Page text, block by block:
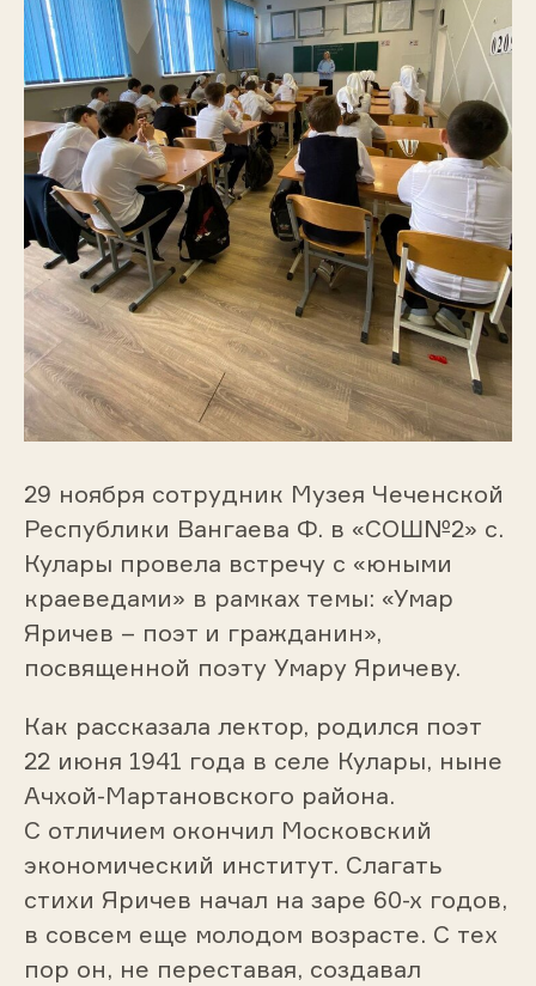
29 ноября сотрудник Музея Чеченской
Республики Вангаева Ф. в «СОШ№2» с.
Кулары провела встречу с «юными
краеведами» в рамках темы: «Умар
Яричев – поэт и гражданин»,
посвященной поэту Умару Яричеву.
Как рассказала лектор, родился поэт
22 июня 1941 года в селе Кулары, ныне
Ачхой-Мартановского района.
С отличием окончил Московский
экономический институт. Слагать
стихи Яричев начал на заре 60-х годов,
в совсем еще молодом возрасте. С тех
пор он, не переставая, создавал